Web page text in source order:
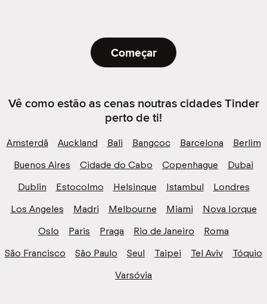
Começar
Vê como estão as cenas noutras cidades Tinder
perto de ti!
Amsterdã Auckland Bali Bangcoc Barcelona
Berlim
Buenos Aires
Cidade do Cabo Copenhague
Dubai
Dublin
Estocolmo Helsinque Istambul
Londres
Los Angeles
Madri Melbourne Miami
Nova Iorque
Oslo
Paris Praga Rio de Janeiro
Roma
São Francisco
São Paulo Seul Taipei Tel Aviv
Tóquio
Varsóvia